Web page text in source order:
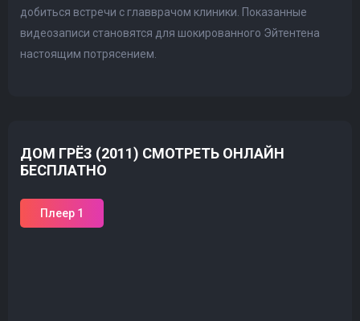
добиться встречи с главврачом клиники. Показанные
видеозаписи становятся для шокированного Эйтентена
настоящим потрясением.
ДОМ ГРЁЗ (2011) СМОТРЕТЬ ОНЛАЙН
БЕСПЛАТНО
Плеер 1